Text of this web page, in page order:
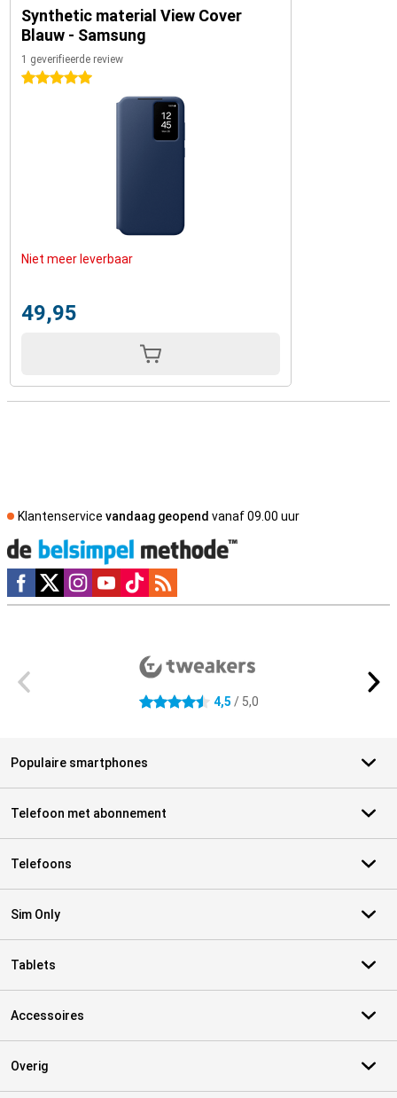
Synthetic material View Cover
Blauw - Samsung
1 geverifieerde review
5 sterren
Niet meer leverbaar
49,95
Klantenservice vandaag geopend vanaf 09.00 uur
Social media
4.5 sterren 4,5 / 5,0
Populaire smartphones
Telefoon met abonnement
Telefoons
Sim Only
Tablets
Accessoires
Overig